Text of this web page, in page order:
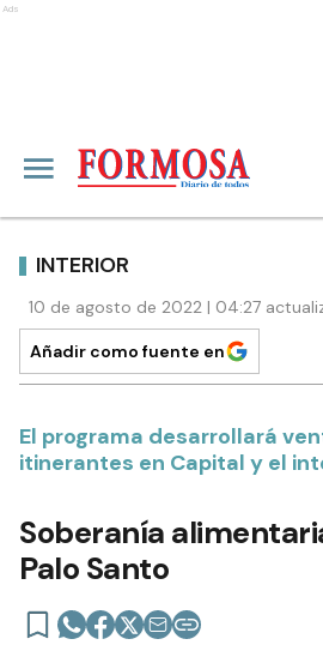
Ads
INTERIOR
10 de agosto de 2022 | 04:27
Añadir como fuente en
El programa desarrollará
itinerantes en Capital y el
Soberanía
Palo Santo